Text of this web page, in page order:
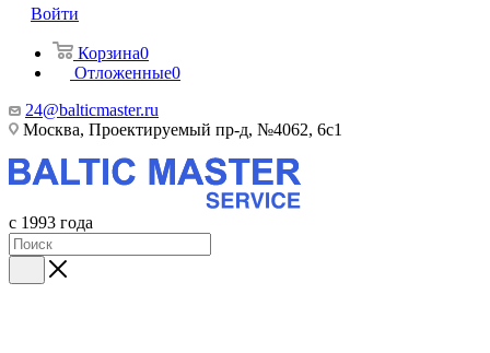
Войти
Корзина0
Отложенные0
24@balticmaster.ru
Москва, Проектируемый пр-д, №4062, 6с1
с 1993 года